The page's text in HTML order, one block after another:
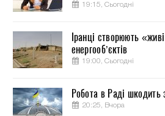
19:15, Сьогодні
Іранці створюють
енергооб’єктів
19:00, Сьогодні
Робота в Раді шкодить
20:25, Вчора